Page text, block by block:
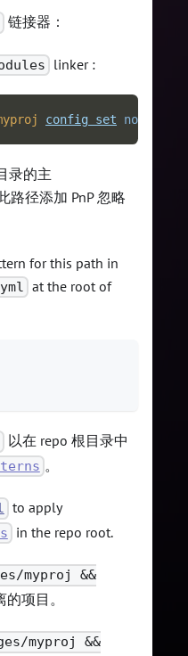
链接器：
linker :
config set
录的主
路径添加 PnP 忽略
for this path in
at the root of
以在 repo 根目录中
。
to apply
in the repo root.
myproj &&
项目。
myproj &&